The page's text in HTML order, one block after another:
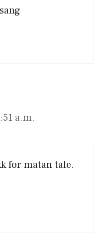
a.m.
for matan tale.